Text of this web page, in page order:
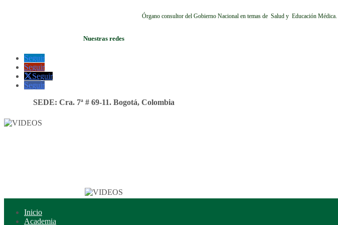
Órgano consultor del Gobierno Nacional en temas de Salud y Educación Médica.
Nuestras redes
Seguir
Seguir
Seguir
Seguir
SEDE: Cra. 7ª # 69-11. Bogotá, Colombia
Inicio
Academia